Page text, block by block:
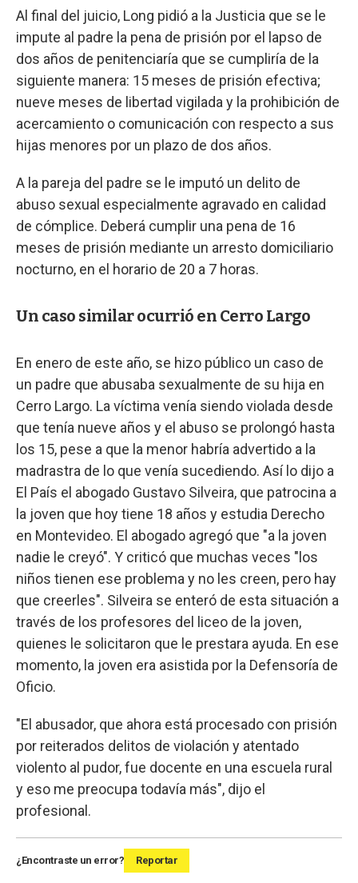
Al final del juicio, Long pidió a la Justicia que se le
impute al padre la pena de prisión por el lapso de
dos años de penitenciaría que se cumpliría de la
siguiente manera: 15 meses de prisión efectiva;
nueve meses de libertad vigilada y la prohibición de
acercamiento o comunicación con respecto a sus
hijas menores por un plazo de dos años.
A la pareja del padre se le imputó un delito de
abuso sexual especialmente agravado en calidad
de cómplice. Deberá cumplir una pena de 16
meses de prisión mediante un arresto domiciliario
nocturno, en el horario de 20 a 7 horas.
Un caso similar ocurrió en Cerro Largo
En enero de este año, se hizo público un caso de
un padre que abusaba sexualmente de su hija en
Cerro Largo. La víctima venía siendo violada desde
que tenía nueve años y el abuso se prolongó hasta
los 15, pese a que la menor habría advertido a la
madrastra de lo que venía sucediendo. Así lo dijo a
El País el abogado Gustavo Silveira, que patrocina a
la joven que hoy tiene 18 años y estudia Derecho
en Montevideo. El abogado agregó que "a la joven
nadie le creyó". Y criticó que muchas veces "los
niños tienen ese problema y no les creen, pero hay
que creerles". Silveira se enteró de esta situación a
través de los profesores del liceo de la joven,
quienes le solicitaron que le prestara ayuda. En ese
momento, la joven era asistida por la Defensoría de
Oficio.
"El abusador, que ahora está procesado con prisión
por reiterados delitos de violación y atentado
violento al pudor, fue docente en una escuela rural
y eso me preocupa todavía más", dijo el
profesional.
¿Encontraste un error? Reportar